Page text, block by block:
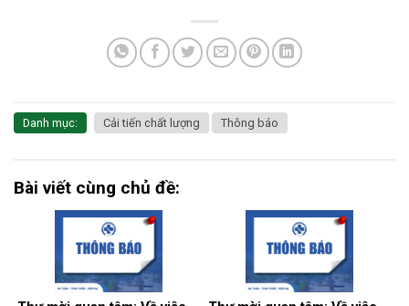
Danh mục: Cải tiến chất lượng Thông báo
Bài viết cùng chủ đề: